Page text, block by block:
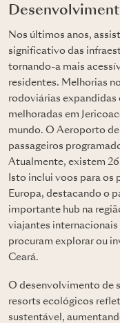
Nos últimos anos,
significativo das
tornando-a mais
residentes. Melhorias
rodoviárias expandidas
melhoradas em
mundo. O Aeroporto
passageiros
Atualmente, existem
Isto inclui voos para os
Europa, destacando o
importante hub na
viajantes
procuram explorar ou
Ceará.
O desenvolvimento de
resorts ecológicos
sustentável,